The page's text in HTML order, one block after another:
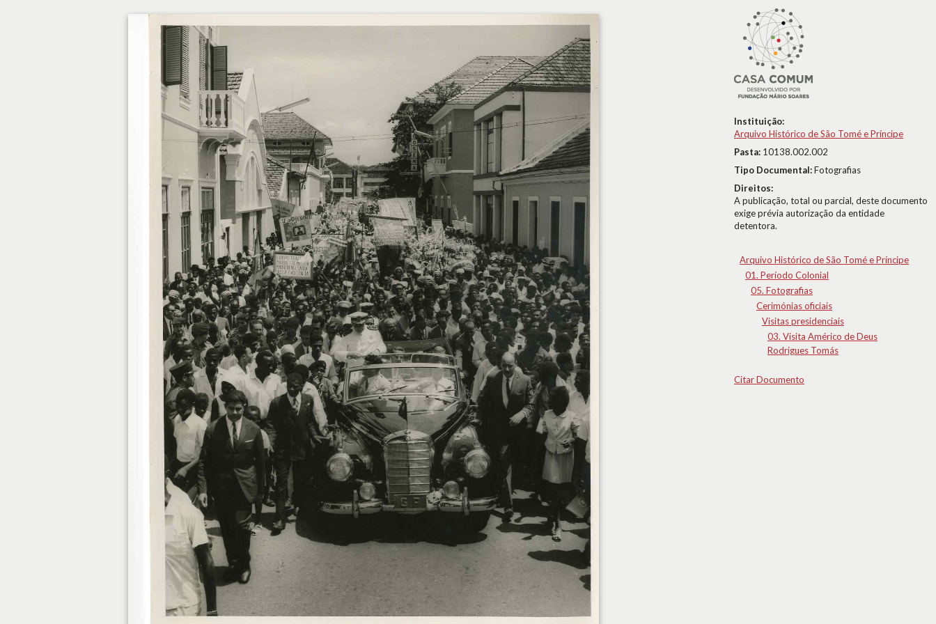
Instituição:
Arquivo Histórico de São Tomé e Príncipe
Pasta: 10138.002.002
Tipo Documental:Fotografias
Direitos:
A publicação, total ou parcial, deste documento
exige prévia autorização da entidade
detentora.
Arquivo Histórico de São Tomé e Príncipe
01. Período Colonial
05. Fotografias
Cerimónias oficiais
Visitas presidenciais
03. Visita Américo de Deus
Rodrigues Tomás
Citar Documento